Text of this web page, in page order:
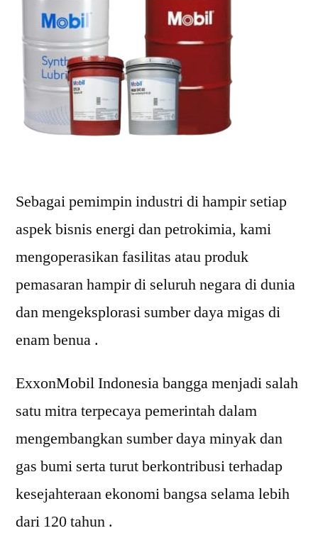
Sebagai pemimpin industri di hampir setiap
aspek bisnis energi dan petrokimia, kami
mengoperasikan fasilitas atau produk
pemasaran hampir di seluruh negara di dunia
dan mengeksplorasi sumber daya migas di
enam benua .
ExxonMobil Indonesia bangga menjadi salah
satu mitra terpecaya pemerintah dalam
mengembangkan sumber daya minyak dan
gas bumi serta turut berkontribusi terhadap
kesejahteraan ekonomi bangsa selama lebih
dari 120 tahun .